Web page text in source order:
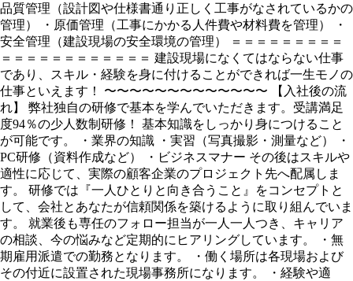
品質管理（設計図や仕様書通り正しく工事がなされているかの
管理） ・原価管理（工事にかかる人件費や材料費を管理） ・
安全管理（建設現場の安全環境の管理） ＝＝＝＝＝＝＝＝＝
＝＝＝＝＝＝＝＝＝＝＝＝ 建設現場になくてはならない仕事
であり、スキル・経験を身に付けることができれば一生モノの
仕事といえます！ 〜〜〜〜〜〜〜〜〜〜〜〜〜 【入社後の流
れ】 弊社独自の研修で基本を学んでいただきます。受講満足
度94％の少人数制研修！ 基本知識をしっかり身につけること
が可能です。 ・業界の知識 ・実習（写真撮影・測量など） ・
PC研修（資料作成など） ・ビジネスマナー その後はスキルや
適性に応じて、実際の顧客企業のプロジェクト先へ配属しま
す。 研修では『一人ひとりと向き合うこと』をコンセプトと
して、会社とあなたが信頼関係を築けるように取り組んでいま
す。 就業後も専任のフォロー担当が一人一人つき、キャリア
の相談、今の悩みなど定期的にヒアリングしています。 ・無
期雇用派遣での勤務となります。 ・働く場所は各現場および
その付近に設置された現場事務所になります。 ・経験や適